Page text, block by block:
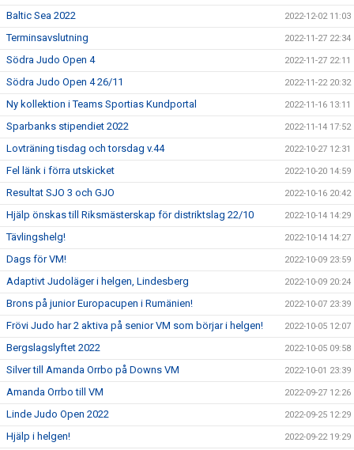
Baltic Sea 2022 2022-12-02 11:03
Terminsavslutning 2022-11-27 22:34
Södra Judo Open 4 2022-11-27 22:11
Södra Judo Open 4 26/11 2022-11-22 20:32
Ny kollektion i Teams Sportias Kundportal 2022-11-16 13:11
Sparbanks stipendiet 2022 2022-11-14 17:52
Lovträning tisdag och torsdag v.44 2022-10-27 12:31
Fel länk i förra utskicket 2022-10-20 14:59
Resultat SJO 3 och GJO 2022-10-16 20:42
Hjälp önskas till Riksmästerskap för distriktslag 22/10 2022-10-14 14:29
Tävlingshelg! 2022-10-14 14:27
Dags för VM! 2022-10-09 23:59
Adaptivt Judoläger i helgen, Lindesberg 2022-10-09 20:24
Brons på junior Europacupen i Rumänien! 2022-10-07 23:39
Frövi Judo har 2 aktiva på senior VM som börjar i helgen! 2022-10-05 12:07
Bergslagslyftet 2022 2022-10-05 09:58
Silver till Amanda Orrbo på Downs VM 2022-10-01 23:39
Amanda Orrbo till VM 2022-09-27 12:26
Linde Judo Open 2022 2022-09-25 12:29
Hjälp i helgen! 2022-09-22 19:29